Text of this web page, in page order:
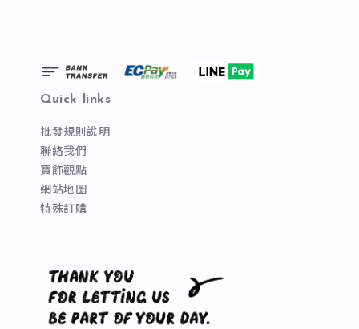
Quick links
批發規則說明
聯絡我們
寶飾觀點
網站地圖
特殊訂購